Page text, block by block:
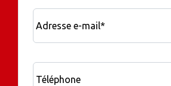
Adresse e-mail*
Téléphone